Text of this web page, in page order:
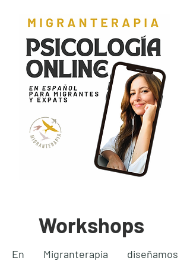
Workshops
En Migranterapia diseñamos